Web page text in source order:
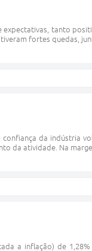
tanto
fortes quedas,
da indústria
da atividade. Na
a inflação) de